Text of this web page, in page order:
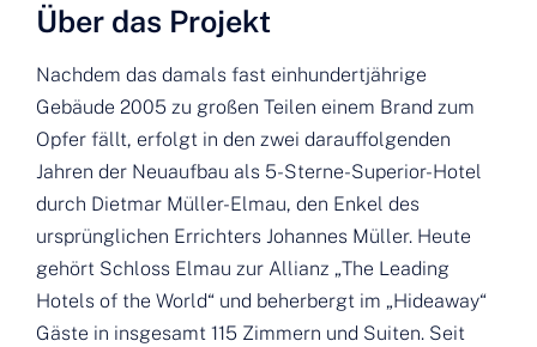
Über das Projekt
Nachdem das damals fast einhundertjährige
Gebäude 2005 zu großen Teilen einem Brand zum
Opfer fällt, erfolgt in den zwei darauffolgenden
Jahren der Neuaufbau als 5-Sterne-Superior-Hotel
durch Dietmar Müller-Elmau, den Enkel des
ursprünglichen Errichters Johannes Müller. Heute
gehört Schloss Elmau zur Allianz „The Leading
Hotels of the World“ und beherbergt im „Hideaway“
Gäste in insgesamt 115 Zimmern und Suiten. Seit